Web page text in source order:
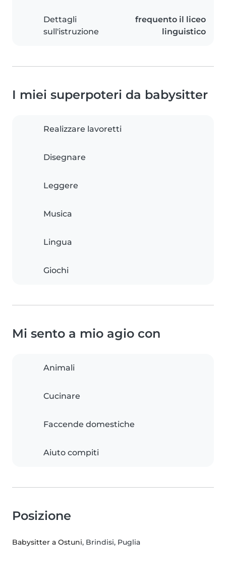
Dettagli
sull'istruzione
frequento il liceo
linguistico
I miei superpoteri da babysitter
Realizzare lavoretti
Disegnare
Leggere
Musica
Lingua
Giochi
Mi sento a mio agio con
Animali
Cucinare
Faccende domestiche
Aiuto compiti
Posizione
Babysitter a Ostuni, Brindisi, Puglia